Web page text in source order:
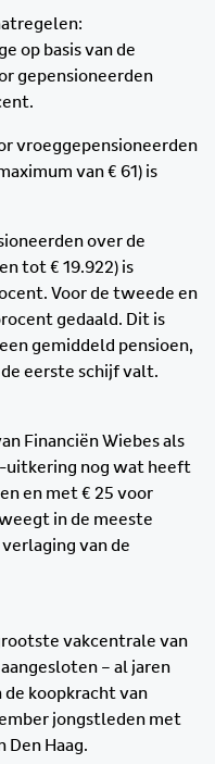
op basis van de
gepensioneerden
vroeggepensioneerden
van € 61) is
over de
tot € 19.922) is
Voor de tweede en
gedaald. Dit is
gemiddeld pensioen,
eerste schijf valt.
Financiën Wiebes als
uitkering nog wat heeft
en met € 25 voor
in de meeste
van de
vakcentrale van
– al jaren
koopkracht van
jongstleden met
Haag.